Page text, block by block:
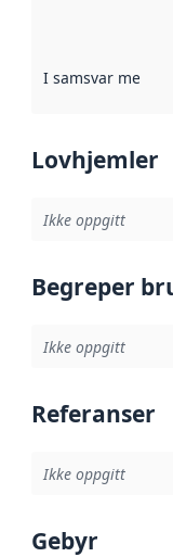
I samsvar med
Lovhjemler
Ikke oppgitt
Begreper
Ikke oppgitt
Referanser
Ikke oppgitt
Gebyr